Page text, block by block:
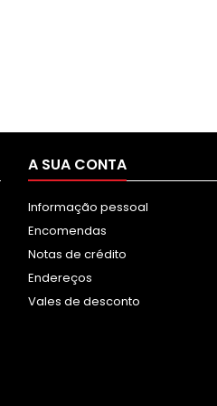
A SUA CONTA
Informação pessoal
Encomendas
Notas de crédito
Endereços
Vales de desconto